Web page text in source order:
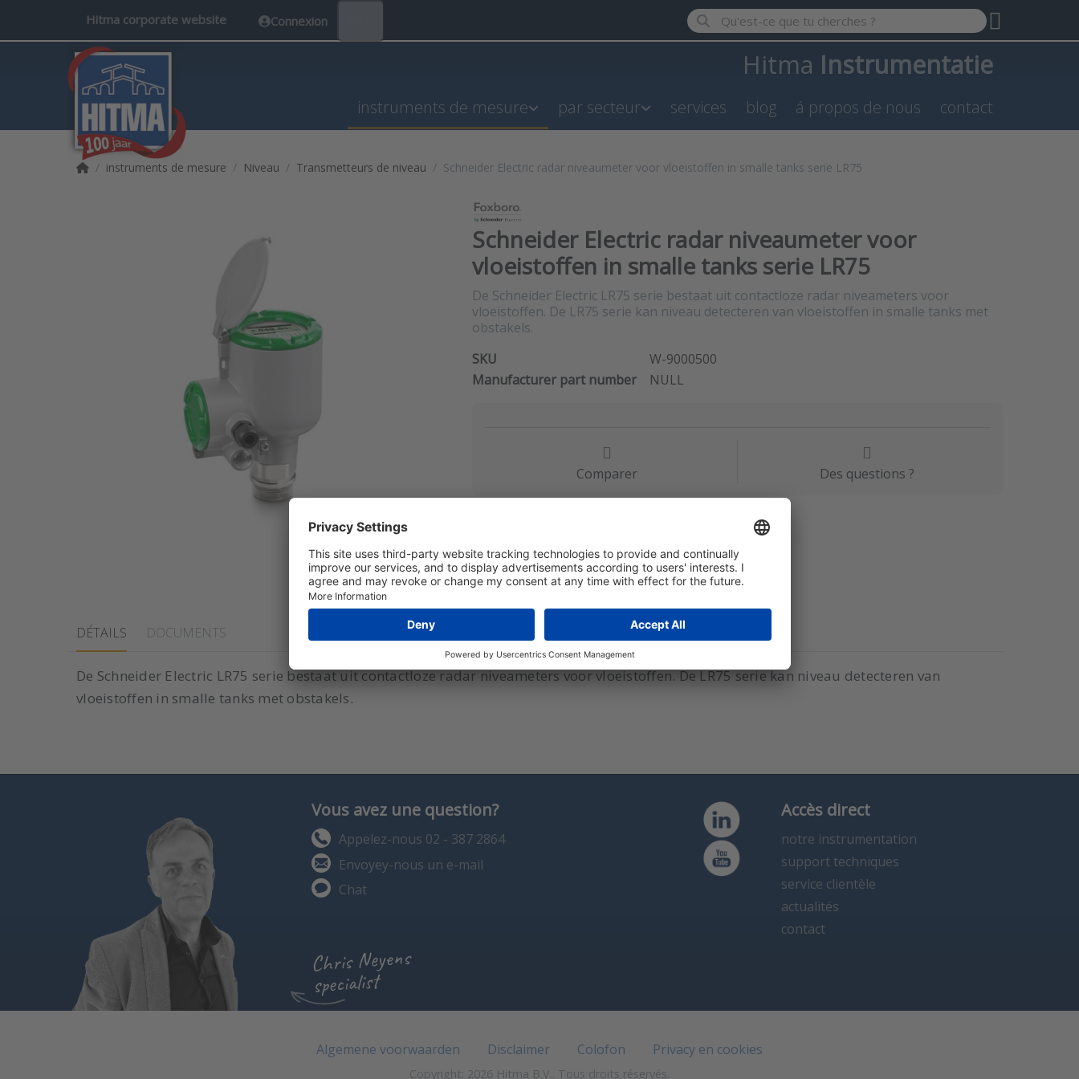
Hitma corporate website Connexion Enter a search term. Results will appear automatically as you
Hitma Instrumentatie
instruments de mesure par secteur services blog á propos de nous contact
Accueilinstruments de mesure Niveau Transmetteurs de niveau Schneider Electric radar niveaumeter voor vloeistoffen in smalle tanks serie LR75
Schneider Electric radar niveaumeter voor
vloeistoffen in smalle tanks serie LR75
De Schneider Electric LR75 serie bestaat uit contactloze radar niveameters voor
vloeistoffen. De LR75 serie kan niveau detecteren van vloeistoffen in smalle tanks met
obstakels.
SKU
W-9000500
Manufacturer part number
NULL
Comparer Des questions ?
DÉTAILS DOCUMENTS
De Schneider Electric LR75 serie bestaat uit contactloze radar niveameters voor vloeistoffen. De LR75 serie kan niveau detecteren van
vloeistoffen in smalle tanks met obstakels.
Vous avez une question?
Appelez-nous 02 - 387 2864
Envoyey-nous un e-mail
Chat
Chris Neyens
specialist
Accès direct
notre instrumentation
support techniques
service clientèle
actualités
contact
Algemene voorwaarden Disclaimer Colofon Privacy en cookies
Copyright; 2026 Hitma B.V.. Tous droits réservés.